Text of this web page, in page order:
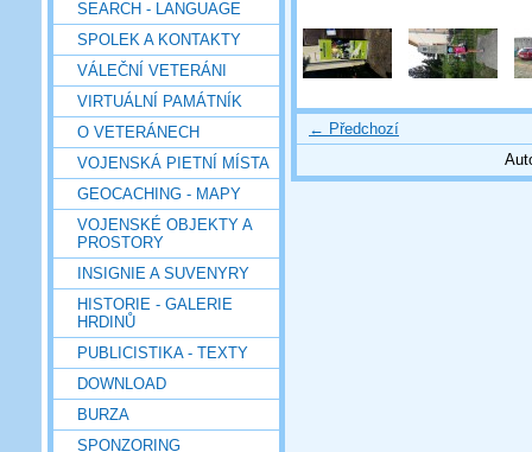
SEARCH - LANGUAGE
SPOLEK A KONTAKTY
VÁLEČNÍ VETERÁNI
VIRTUÁLNÍ PAMÁTNÍK
O VETERÁNECH
VOJENSKÁ PIETNÍ MÍSTA
GEOCACHING - MAPY
VOJENSKÉ OBJEKTY A
PROSTORY
INSIGNIE A SUVENYRY
HISTORIE - GALERIE
HRDINŮ
PUBLICISTIKA - TEXTY
DOWNLOAD
BURZA
SPONZORING
← Předchozí